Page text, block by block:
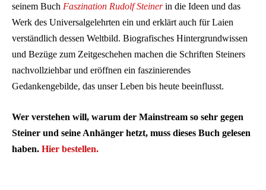
seinem Buch Faszination Rudolf Steiner in die Ideen und das
Werk des Universalgelehrten ein und erklärt auch für Laien
verständlich dessen Weltbild. Biografisches Hintergrundwissen
und Bezüge zum Zeitgeschehen machen die Schriften Steiners
nachvollziehbar und eröffnen ein faszinierendes
Gedankengebilde, das unser Leben bis heute beeinflusst.
Wer verstehen will, warum der Mainstream so sehr gegen
Steiner und seine Anhänger hetzt, muss dieses Buch gelesen
haben. Hier bestellen.